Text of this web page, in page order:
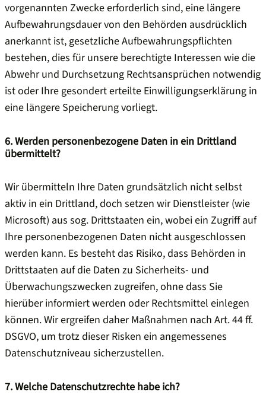
vorgenannten Zwecke erforderlich sind, eine längere
Aufbewahrungsdauer von den Behörden ausdrücklich
anerkannt ist, gesetzliche Aufbewahrungspflichten
bestehen, dies für unsere berechtigte Interessen wie die
Abwehr und Durchsetzung Rechtsansprüchen notwendig
ist oder Ihre gesondert erteilte Einwilligungserklärung in
eine längere Speicherung vorliegt.
6. Werden personenbezogene Daten in ein Drittland
übermittelt?
Wir übermitteln Ihre Daten grundsätzlich nicht selbst
aktiv in ein Drittland, doch setzen wir Dienstleister (wie
Microsoft) aus sog. Drittstaaten ein, wobei ein Zugriff auf
Ihre personenbezogenen Daten nicht ausgeschlossen
werden kann. Es besteht das Risiko, dass Behörden in
Drittstaaten auf die Daten zu Sicherheits- und
Überwachungszwecken zugreifen, ohne dass Sie
hierüber informiert werden oder Rechtsmittel einlegen
können. Wir ergreifen daher Maßnahmen nach Art. 44 ff.
DSGVO, um trotz dieser Risken ein angemessenes
Datenschutzniveau sicherzustellen.
7. Welche Datenschutzrechte habe ich?